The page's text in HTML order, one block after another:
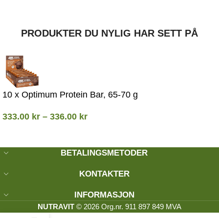
PRODUKTER DU NYLIG HAR SETT PÅ
10 x Optimum Protein Bar, 65-70 g
333.00 kr – 336.00 kr
BETALINGSMETODER
KONTAKTER
INFORMASJON
NUTRAVIT © 2026 Org.nr. 911 897 849 MVA